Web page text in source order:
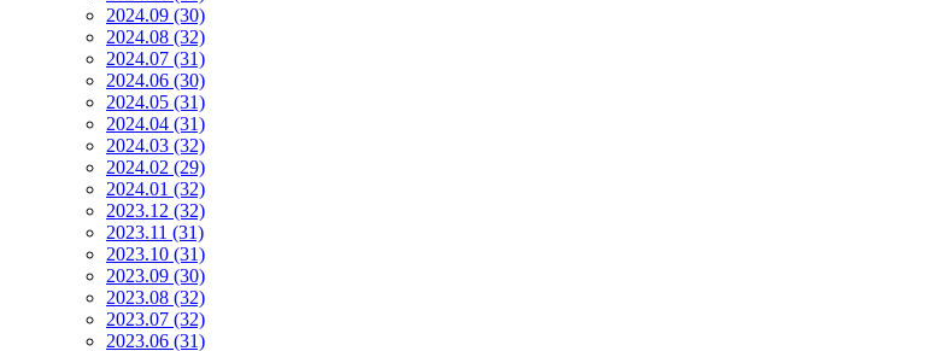
2024.09 (30)
2024.08 (32)
2024.07 (31)
2024.06 (30)
2024.05 (31)
2024.04 (31)
2024.03 (32)
2024.02 (29)
2024.01 (32)
2023.12 (32)
2023.11 (31)
2023.10 (31)
2023.09 (30)
2023.08 (32)
2023.07 (32)
2023.06 (31)